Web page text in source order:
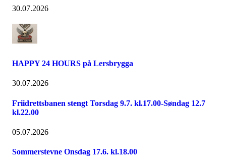
30.07.2026
HAPPY 24 HOURS på Lersbrygga
30.07.2026
Friidrettsbanen stengt Torsdag 9.7. kl.17.00-Søndag 12.7
kl.22.00
05.07.2026
Sommerstevne Onsdag 17.6. kl.18.00